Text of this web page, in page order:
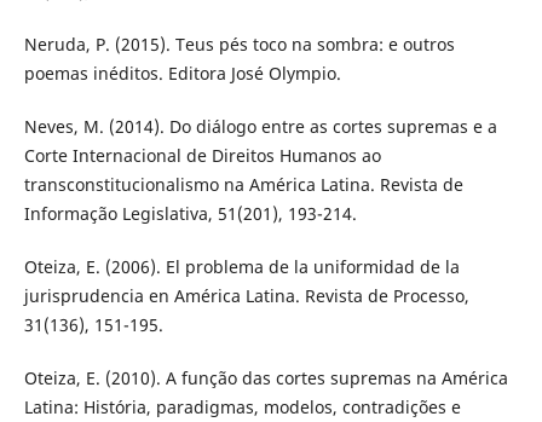
Neruda, P. (2015). Teus pés toco na sombra: e outros
poemas inéditos. Editora José Olympio.
Neves, M. (2014). Do diálogo entre as cortes supremas e a
Corte Internacional de Direitos Humanos ao
transconstitucionalismo na América Latina. Revista de
Informação Legislativa, 51(201), 193-214.
Oteiza, E. (2006). El problema de la uniformidad de la
jurisprudencia en América Latina. Revista de Processo,
31(136), 151-195.
Oteiza, E. (2010). A função das cortes supremas na América
Latina: História, paradigmas, modelos, contradições e